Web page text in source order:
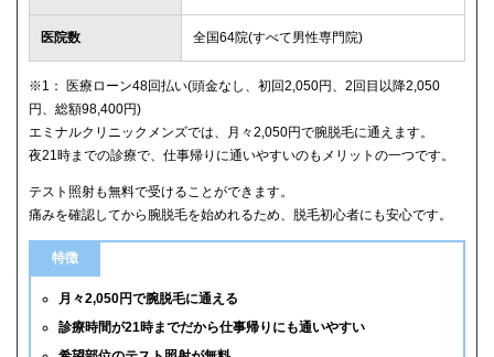
医院数 全国64院(すべて男性専門院)
※1： 医療ローン48回払い(頭金なし、初回2,050円、2回目以降2,050
円、総額98,400円)
エミナルクリニックメンズでは、月々2,050円で腕脱毛に通えます。
夜21時までの診療で、仕事帰りに通いやすいのもメリットの一つです。
テスト照射も無料で受けることができます。
痛みを確認してから腕脱毛を始めれるため、脱毛初心者にも安心です。
特徴
月々2,050円で腕脱毛に通える
診療時間が21時までだから仕事帰りにも通いやすい